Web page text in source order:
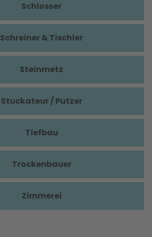
Schlosser
Schreiner & Tischler
Steinmetz
Stuckateur / Putzer
Tiefbau
Trockenbauer
Zimmerei